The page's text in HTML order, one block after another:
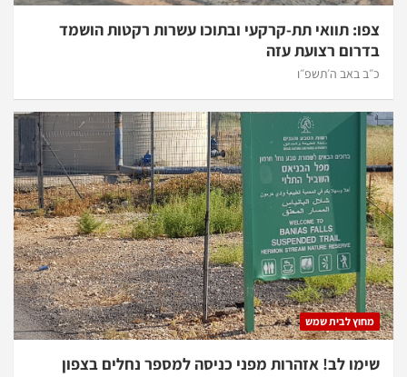
צפו: תוואי תת-קרקעי ובתוכו עשרות רקטות הושמד
בדרום רצועת עזה
כ״ב באב ה׳תשפ״ו
מחוץ לבית שמש
שימו לב! אזהרות מפני כניסה למספר נחלים בצפון